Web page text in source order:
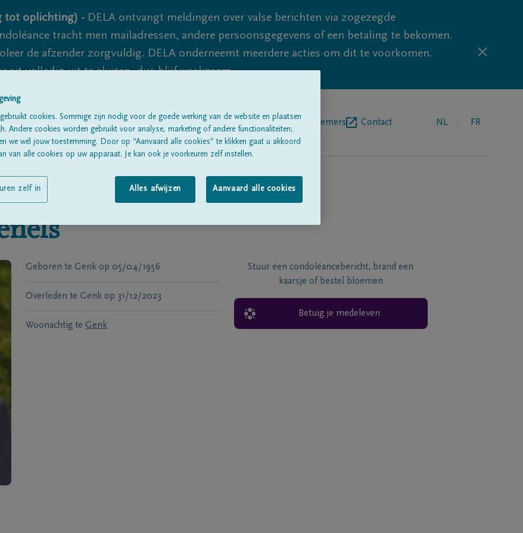
tot oplichting) - DELA ontvangt meldingen over valse berichten via zogezegde
tracht men mailadressen, andere persoonsgegevens of een betaling te bekomen.
de afzender zorgvuldig. DELA onderneemt meerdere acties om dit te voorkomen.
volledig uit te sluiten, dus blijf waakzaam.
Alle rouwberichten Begrafenisondernemers Contact NL FR
Geboren te Genk op 05/04/1956
Overleden te Genk op 31/12/2023
Woonachtig te Genk
Stuur een condoléancebericht, brand een
kaarsje of bestel bloemen
Betuig je medeleven
cookies. Sommige zijn nodig voor de goede werking van de website en plaatsen
Andere cookies worden gebruikt voor analyse, marketing of andere functionaliteiten;
we wél jouw toestemming. Door op “Aanvaard alle cookies” te klikken gaat u akkoord
van alle cookies op uw apparaat. Je kan ook je voorkeuren zelf instellen.
Alles afwijzen Aanvaard alle cookies
zelf in